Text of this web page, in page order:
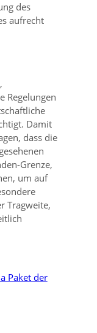
des
aufrecht
Regelungen
Damit
dass die
Grenze,
um auf
Tragweite,
Paket der